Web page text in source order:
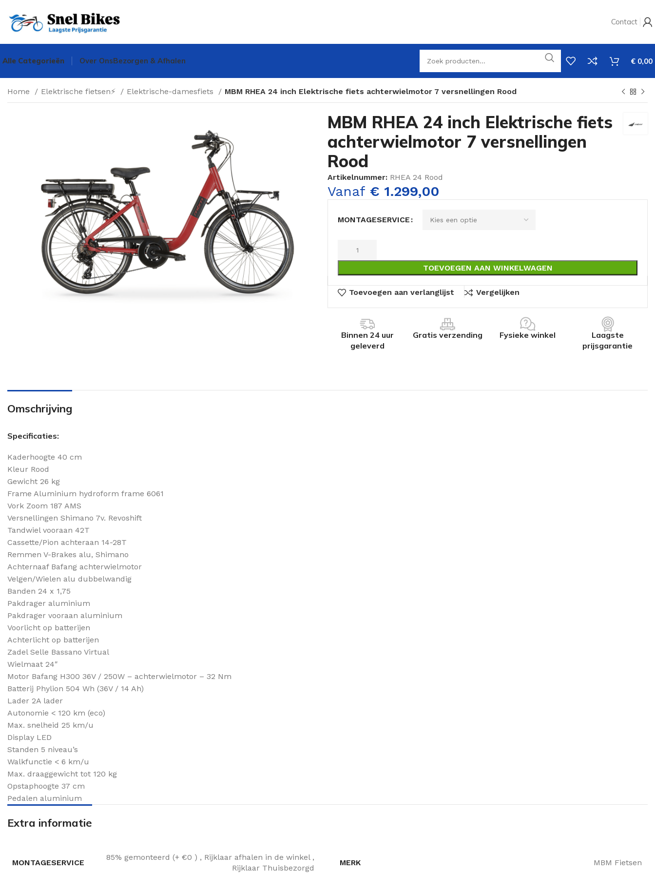
Contact
Alle Categorieën Over OnsBezorgen & Afhalen € 0,00
Home Elektrische fietsen⚡ Elektrische-damesfiets MBM RHEA 24 inch Elektrische fiets achterwielmotor 7 versnellingen Rood
MBM RHEA 24 inch Elektrische fiets
achterwielmotor 7 versnellingen
Rood
Artikelnummer: RHEA 24 Rood
Vanaf € 1.299,00
MONTAGESERVICE
TOEVOEGEN AAN WINKELWAGEN
Toevoegen aan verlanglijst Vergelijken
Binnen 24 uur
geleverd
Gratis verzending Fysieke winkel
Laagste
prijsgarantie
Omschrijving
Specificaties:
Kaderhoogte 40 cm
Kleur Rood
Gewicht 26 kg
Frame Aluminium hydroform frame 6061
Vork Zoom 187 AMS
Versnellingen Shimano 7v. Revoshift
Tandwiel vooraan 42T
Cassette/Pion achteraan 14-28T
Remmen V-Brakes alu, Shimano
Achternaaf Bafang achterwielmotor
Velgen/Wielen alu dubbelwandig
Banden 24 x 1,75
Pakdrager aluminium
Pakdrager vooraan aluminium
Voorlicht op batterijen
Achterlicht op batterijen
Zadel Selle Bassano Virtual
Wielmaat 24″
Motor Bafang H300 36V / 250W – achterwielmotor – 32 Nm
Batterij Phylion 504 Wh (36V / 14 Ah)
Lader 2A lader
Autonomie < 120 km (eco)
Max. snelheid 25 km/u
Display LED
Standen 5 niveau’s
Walkfunctie < 6 km/u
Max. draaggewicht tot 120 kg
Opstaphoogte 37 cm
Pedalen aluminium
Extra informatie
MONTAGESERVICE
85% gemonteerd (+ €0 ) , Rijklaar afhalen in de winkel ,
Rijklaar Thuisbezorgd
MERK MBM Fietsen